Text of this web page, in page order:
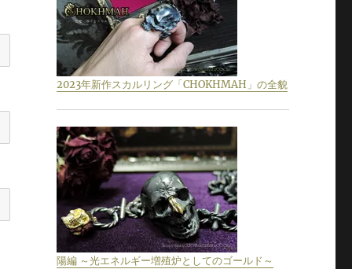
2023年新作スカルリング「CHOKHMAH」の全貌
陽編 ～光エネルギー増殖炉としてのゴールド～